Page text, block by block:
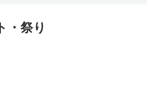
・祭り